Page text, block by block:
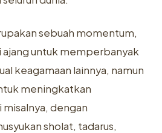
sebuah momentum,
ajang untuk memperbanyak
keagamaan lainnya, namun
meningkatkan
dengan
sholat, tadarus,